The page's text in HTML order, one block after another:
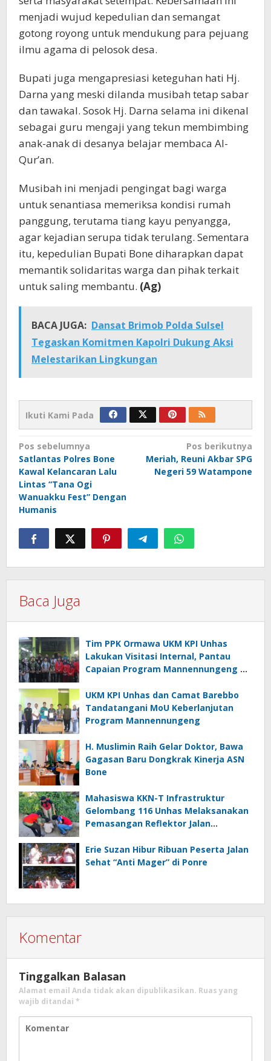
menjadi wujud kepedulian dan semangat
gotong royong untuk mendukung para pejuang
ilmu agama di pelosok desa.
Bupati juga mengapresiasi keteguhan hati Hj.
Darna yang meski dilanda musibah tetap sabar
dan tawakal. Sosok Hj. Darna selama ini dikenal
sebagai guru mengaji yang tekun membimbing
anak-anak di desanya belajar membaca Al-
Qur’an.
Musibah ini menjadi pengingat bagi warga
untuk senantiasa memeriksa kondisi rumah
panggung, terutama tiang kayu penyangga,
agar kejadian serupa tidak terulang. Sementara
itu, kepedulian Bupati Bone diharapkan dapat
memantik solidaritas warga dan pihak terkait
untuk saling membantu. (Ag)
BACA JUGA: Dansat Brimob Polda Sulsel
Tegaskan Komitmen Kapolri Dukung Aksi
Melestarikan Lingkungan
Ikuti Kami Pada
Navigasi
pos
Pos sebelumnya
Satlantas Polres Bone
Kawal Kelancaran Lalu
Lintas “Tana Ogi
Wanuakku Fest” Dengan
Humanis
Pos berikutnya
Meriah, Reuni Akbar SPG
Negeri 59 Watampone
Baca Juga
Tim PPK Ormawa UKM KPI Unhas
Lakukan Visitasi Internal, Pantau
Capaian Program Mannennungeng di
UKM KPI Unhas dan Camat Barebbo
Tandatangani MoU Keberlanjutan
Program Mannennungeng
H. Muslimin Raih Gelar Doktor, Bawa
Gagasan Baru Dongkrak Kinerja ASN
Bone
Mahasiswa KKN-T Infrastruktur
Gelombang 116 Unhas Melaksanakan
Pemasangan Reflektor Jalan
Erie Suzan Hibur Ribuan Peserta Jalan
Sehat “Anti Mager” di Ponre
Komentar
Tinggalkan Balasan
Alamat email Anda tidak akan dipublikasikan. Ruas yang
wajib ditandai *